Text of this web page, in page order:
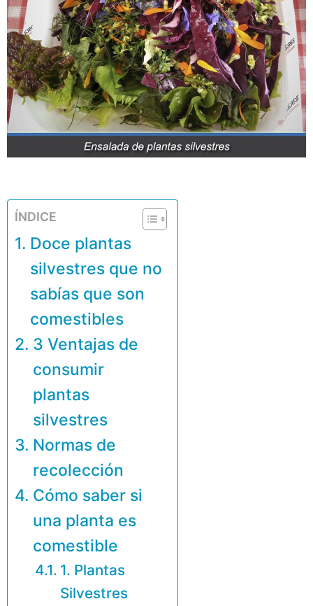
ÍNDICE
Doce plantas
silvestres que no
sabías que son
comestibles
3 Ventajas de
consumir
plantas
silvestres
Normas de
recolección
Cómo saber si
una planta es
comestible
1. Plantas
Silvestres